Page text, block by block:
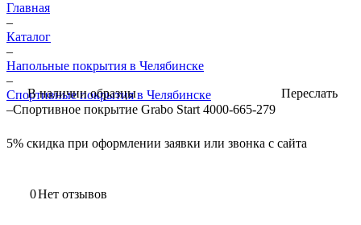
Главная
–
Каталог
–
Напольные покрытия в Челябинске
–
Спортивные покрытия в Челябинске
–Спортивное покрытие Grabo Start 4000-665-279
5% скидка при оформлении заявки или звонка с сайта
0Нет отзывов
В наличии образцы Переслать